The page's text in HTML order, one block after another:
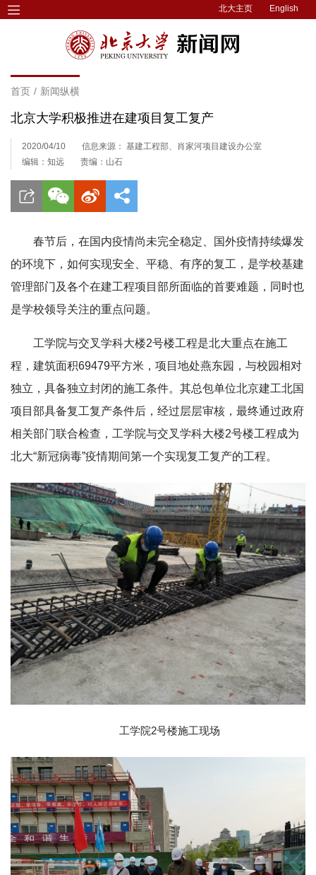
北大主页 English
首页 / 新闻纵横
北京大学积极推进在建项目复工复产
2020/04/10
信息来源： 基建工程部、肖家河项目建设办公室
编辑：知远
责编：山石
春节后，在国内疫情尚未完全稳定、国外疫情持续爆发
的环境下，如何实现安全、平稳、有序的复工，是学校基建
管理部门及各个在建工程项目部所面临的首要难题，同时也
是学校领导关注的重点问题。
工学院与交叉学科大楼2号楼工程是北大重点在施工
程，建筑面积69479平方米，项目地处燕东园，与校园相对
独立，具备独立封闭的施工条件。其总包单位北京建工北国
项目部具备复工复产条件后，经过层层审核，最终通过政府
相关部门联合检查，工学院与交叉学科大楼2号楼工程成为
北大“新冠病毒”疫情期间第一个实现复工复产的工程。
工学院2号楼施工现场